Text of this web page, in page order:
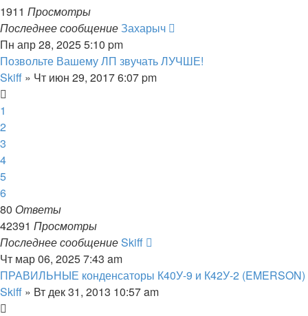
1911 Просмотры
Последнее сообщениеЗахарыч
Пн апр 28, 2025 5:10 pm
Позвольте Вашему ЛП звучать ЛУЧШЕ!
Skiff » Чт июн 29, 2017 6:07 pm
1
2
3
4
5
6
80 Ответы
42391 Просмотры
Последнее сообщениеSkiff
Чт мар 06, 2025 7:43 am
ПРАВИЛЬНЫЕ конденсаторы К40У-9 и К42У-2 (EMERSON)
Skiff » Вт дек 31, 2013 10:57 am